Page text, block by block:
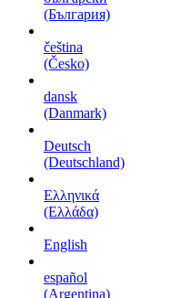
(България)
čeština
(Česko)
dansk
(Danmark)
Deutsch
(Deutschland)
Ελληνικά
(Ελλάδα)
English
español
(Argentina)